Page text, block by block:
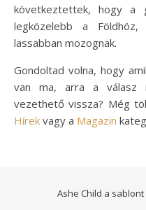
következtettek, hogy a
legközelebb a
lassabban mozognak.
Gondoltad volna, hogy
van ma, arra a válasz
vezethető vissza? Még
Hírek vagy a Magazin
Ashe Child a